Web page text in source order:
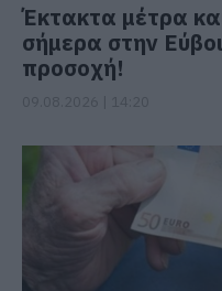
Έκτακτα μέτρα
σήμερα στην
προσοχή!